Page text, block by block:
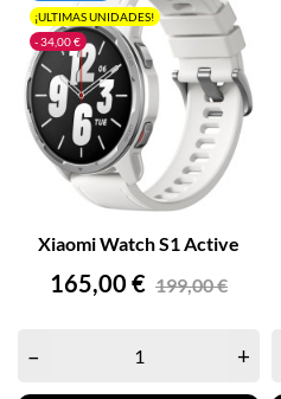
¡ULTIMAS UNIDADES!
- 34,00 €
Xiaomi Watch S1 Active
Precio
165,00 € Precio
199,00 €
– +